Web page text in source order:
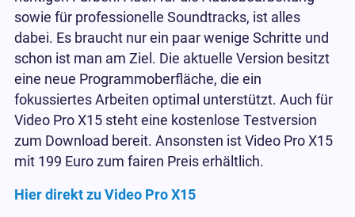
sowie für professionelle Soundtracks, ist alles
dabei. Es braucht nur ein paar wenige Schritte und
schon ist man am Ziel. Die aktuelle Version besitzt
eine neue Programmoberfläche, die ein
fokussiertes Arbeiten optimal unterstützt. Auch für
Video Pro X15 steht eine kostenlose Testversion
zum Download bereit. Ansonsten ist Video Pro X15
mit 199 Euro zum fairen Preis erhältlich.
Hier direkt zu Video Pro X15